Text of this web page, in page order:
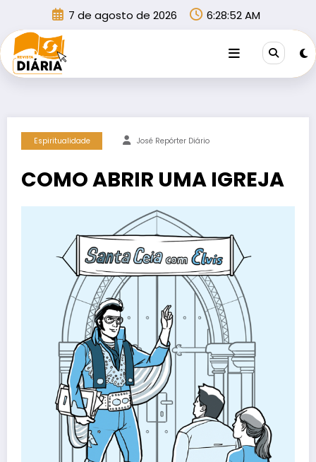
conteúdo
7 de agosto de 2026 6:28:52 AM
Espiritualidade José Repórter Diário
COMO ABRIR UMA IGREJA